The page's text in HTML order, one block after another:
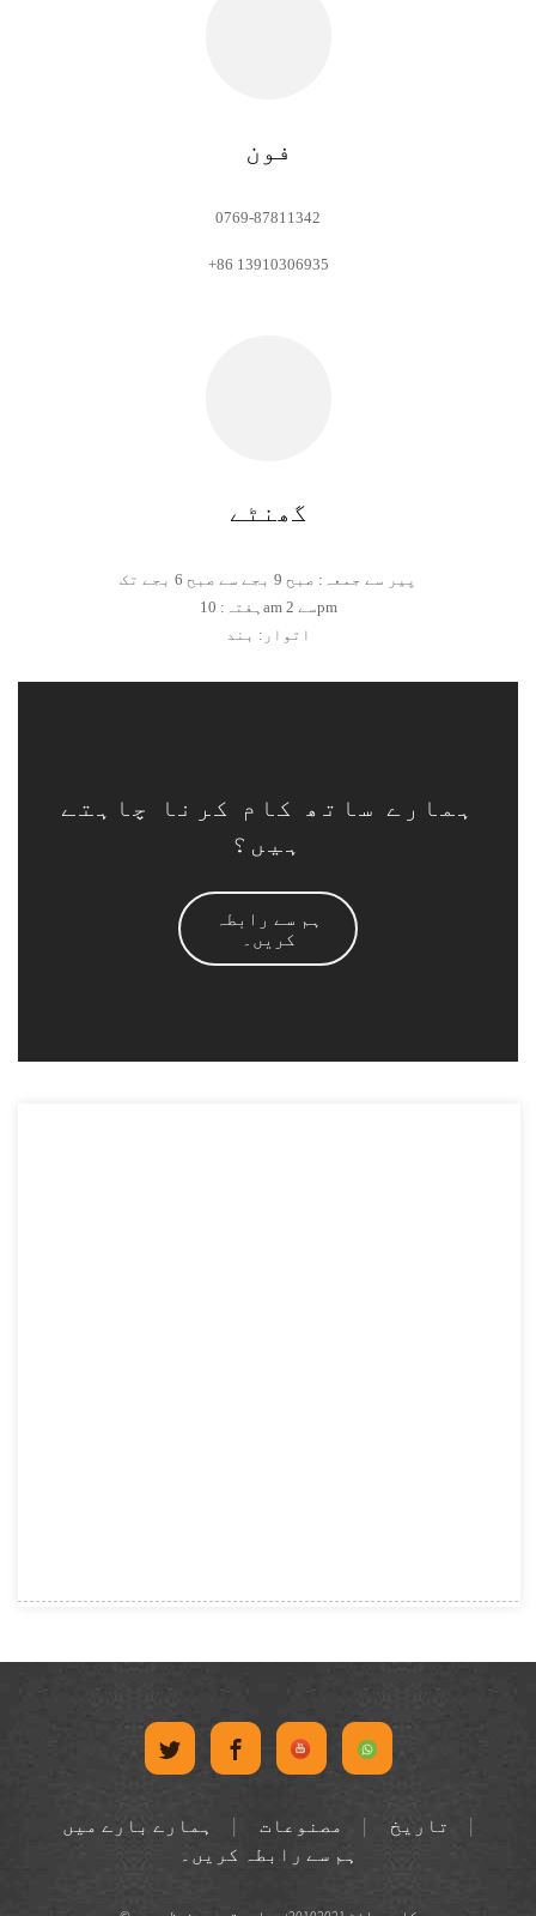
فون
0769-87811342
+86 13910306935
گھنٹے
پیر سے جمعہ: صبح 9 بجے سے صبح 6 بجے تک
ہفتہ: 10am سے 2pm
اتوار: بند
ہمارے ساتھ کام کرنا چاہتے
ہیں؟
ہم سے رابطہ
کریں۔
ہمارے بارے میں مصنوعات
تاریخ
ہم سے رابطہ کریں۔